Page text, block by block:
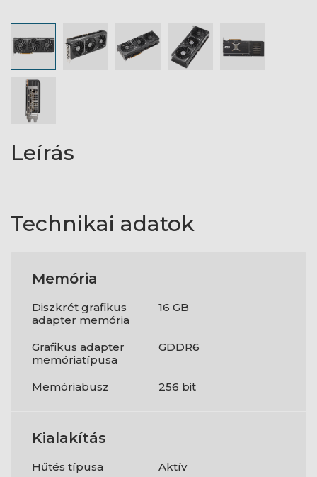
Leírás
Technikai adatok
Memória
Diszkrét grafikus
adapter memória
16 GB
Grafikus adapter
memóriatípusa
GDDR6
Memóriabusz 256 bit
Kialakítás
Hűtés típusa
Aktív